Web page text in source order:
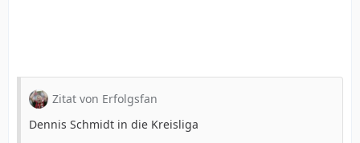
Zitat von Erfolgsfan
Dennis Schmidt in die Kreisliga